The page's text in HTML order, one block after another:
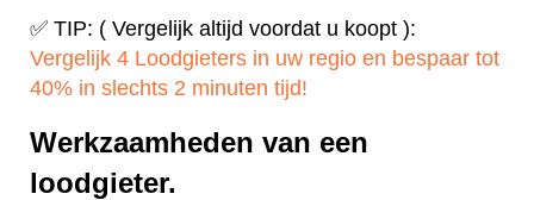
✅ TIP: ( Vergelijk altijd voordat u koopt ):
Vergelijk 4 Loodgieters in uw regio en bespaar tot
40% in slechts 2 minuten tijd!
Werkzaamheden van een
loodgieter.